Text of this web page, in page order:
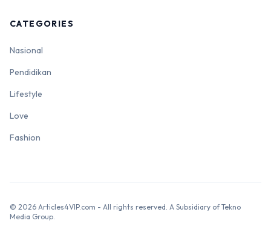
CATEGORIES
Nasional
Pendidikan
Lifestyle
Love
Fashion
© 2026 Articles4VIP.com - All rights reserved. A Subsidiary of Tekno
Media Group.